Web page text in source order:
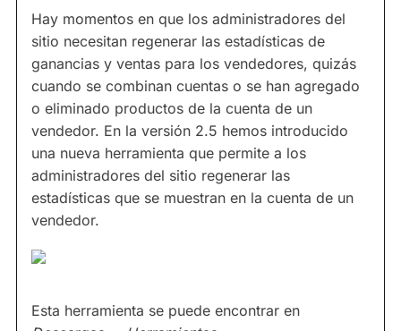
Hay momentos en que los administradores del
sitio necesitan regenerar las estadísticas de
ganancias y ventas para los vendedores, quizás
cuando se combinan cuentas o se han agregado
o eliminado productos de la cuenta de un
vendedor. En la versión 2.5 hemos introducido
una nueva herramienta que permite a los
administradores del sitio regenerar las
estadísticas que se muestran en la cuenta de un
vendedor.
Esta herramienta se puede encontrar en